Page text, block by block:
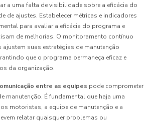
a uma falta de visibilidade sobre a eficácia do
de ajustes. Estabelecer métricas e indicadores
para avaliar a eficácia do programa e
de melhorias. O monitoramento contínuo
ajustem suas estratégias de manutenção
que o programa permaneça eficaz e
da organização.
entre as equipes pode comprometer
manutenção. É fundamental que haja uma
motoristas, a equipe de manutenção e a
relatar quaisquer problemas ou